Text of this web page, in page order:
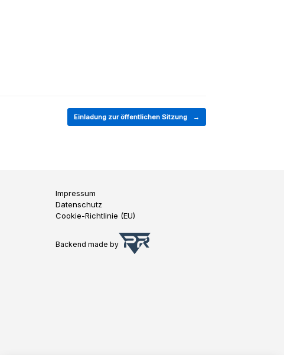
Einladung zur öffentlichen Sitzung →
Impressum
Datenschutz
Cookie-Richtlinie (EU)
Backend made by